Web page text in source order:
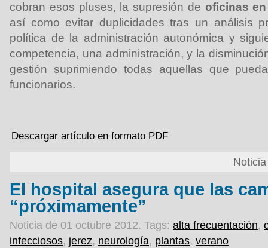
cobran esos pluses, la supresión de oficinas
así como evitar duplicidades tras un análisis
política de la administración autonómica y
competencia, una administración, y la
gestión suprimiendo todas aquellas que
funcionarios.
Descargar artículo en formato PDF
El hospital asegura que las
“próximamente”
Noticia de 01 octubre 2012. Tags: alta frecuentación,
infecciosos, jerez, neurología, plantas, verano